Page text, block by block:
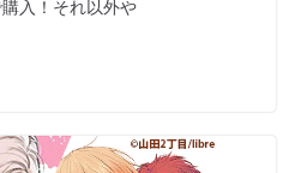
入！それ以外や